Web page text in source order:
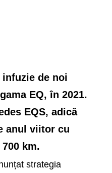
infuzie de noi
EQ, în 2021.
EQS, adică
anul viitor cu
km.
strategia